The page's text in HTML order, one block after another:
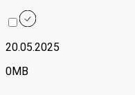
20.05.2025
0MB